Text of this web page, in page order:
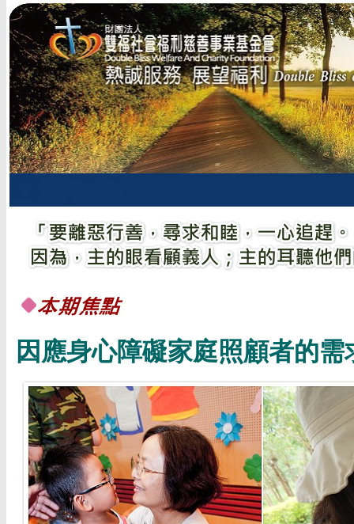
因應身心障礙家庭照顧者的